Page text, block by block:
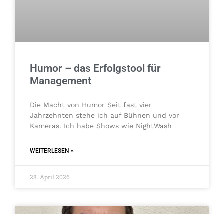
Humor – das Erfolgstool für
Management
Die Macht von Humor Seit fast vier
Jahrzehnten stehe ich auf Bühnen und vor
Kameras. Ich habe Shows wie NightWash
WEITERLESEN »
28. April 2026